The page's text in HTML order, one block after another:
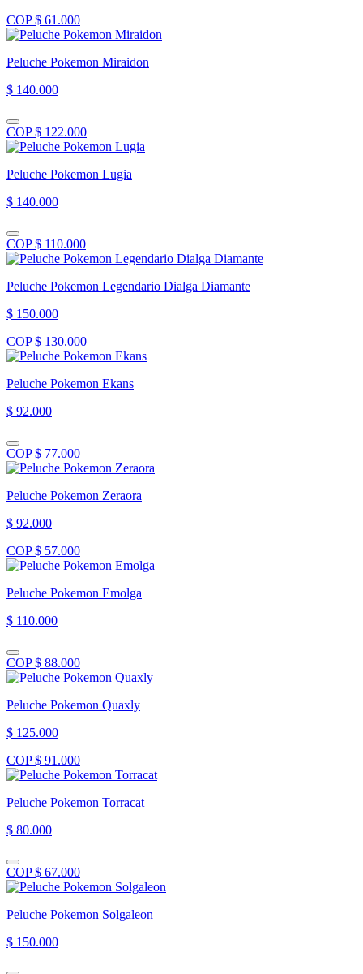
COP $ 61.000
Peluche Pokemon Miraidon
$ 140.000
COP $ 122.000
Peluche Pokemon Lugia
$ 140.000
COP $ 110.000
Peluche Pokemon Legendario Dialga Diamante
$ 150.000
COP $ 130.000
Peluche Pokemon Ekans
$ 92.000
COP $ 77.000
Peluche Pokemon Zeraora
$ 92.000
COP $ 57.000
Peluche Pokemon Emolga
$ 110.000
COP $ 88.000
Peluche Pokemon Quaxly
$ 125.000
COP $ 91.000
Peluche Pokemon Torracat
$ 80.000
COP $ 67.000
Peluche Pokemon Solgaleon
$ 150.000